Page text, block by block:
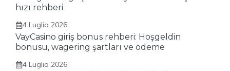
hızı rehberi
4 Luglio 2026
VayCasino giriş bonus rehberi: Hoşgeldin
bonusu, wagering şartları ve ödeme
4 Luglio 2026